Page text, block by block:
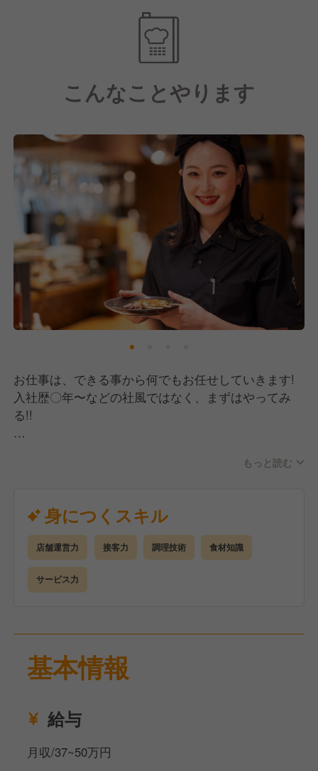
それを実現するためには、もちろん
基本的な調理技術、オペレーション力、接客力などが
目標に向かって自身が何をしていくべきなのか考え
ります!
そして全員活躍型なので、会社やお店を良くするため
に、入社歴に関係なくポジティブな意見交換ができる
環境です!!
こんなことやります
お仕事は、できる事から何でもお任せしていきます!
入社歴〇年〜などの社風ではなく、まずはやってみ
る!!
何でも、リーダーシップをとった方が、リーダーで
す!
将来的には、
接客やソムリエ、調理などの専門的なスペシャリスト
を目指す!!
そのような志を持って、ご活躍いただきたく思ってお
もっと読む
身につくスキル
店舗運営力 接客力 調理技術 食材知識
サービス力
基本情報
給与
月収/37~50万円